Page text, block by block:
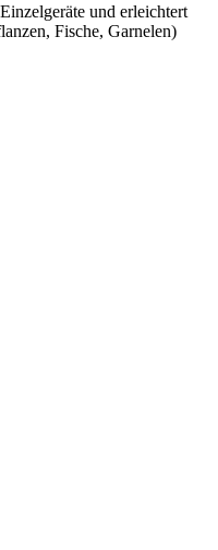
und erleichtert
Fische, Garnelen)